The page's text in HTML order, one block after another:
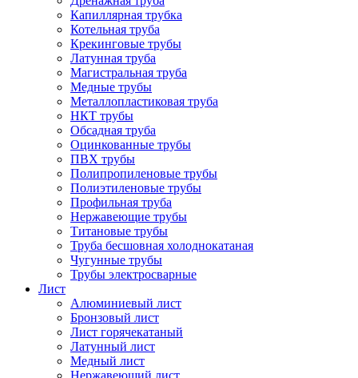
Капиллярная трубка
Котельная труба
Крекинговые трубы
Латунная труба
Магистральная труба
Медные трубы
Металлопластиковая труба
НКТ трубы
Обсадная труба
Оцинкованные трубы
ПВХ трубы
Полипропиленовые трубы
Полиэтиленовые трубы
Профильная труба
Нержавеющие трубы
Титановые трубы
Труба бесшовная холоднокатаная
Чугунные трубы
Трубы электросварные
Лист
Алюминиевый лист
Бронзовый лист
Лист горячекатаный
Латунный лист
Медный лист
Нержавеющий лист